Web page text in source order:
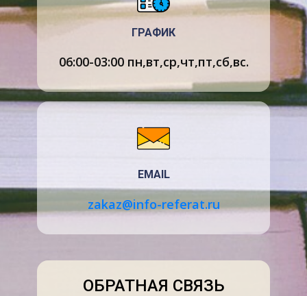
Юридическая психология
Криминалистика и криминология
ГРАФИК
06:00-03:00 пн,вт,ср,чт,пт,сб,вс.
EMAIL
zakaz@info-referat.ru
ОБРАТНАЯ СВЯЗЬ